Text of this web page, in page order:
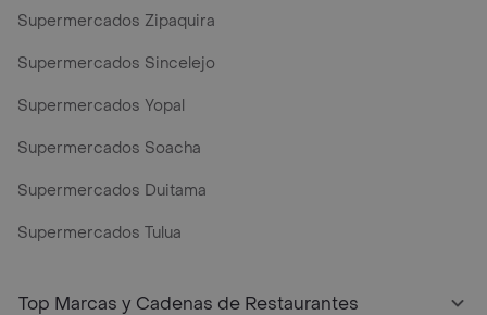
Supermercados Zipaquira
Supermercados Sincelejo
Supermercados Yopal
Supermercados Soacha
Supermercados Duitama
Supermercados Tulua
Top Marcas y Cadenas de Restaurantes